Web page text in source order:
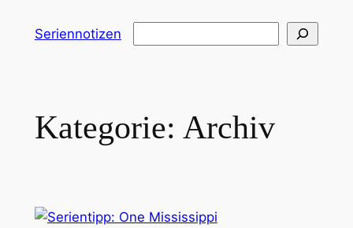
InhaltSeriennotizen
Kategorie: Archiv